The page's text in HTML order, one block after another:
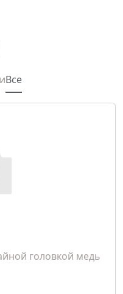
Все
головкой медь